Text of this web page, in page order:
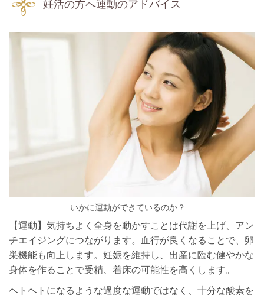
妊活の方へ運動のアドバイス
いかに運動ができているのか？
【運動】気持ちよく全身を動かすことは代謝を上げ、アン
チエイジングにつながります。血行が良くなることで、卵
巣機能も向上します。妊娠を維持し、出産に臨む健やかな
身体を作ることで受精、着床の可能性を高くします。
ヘトヘトになるような過度な運動ではなく、十分な酸素を